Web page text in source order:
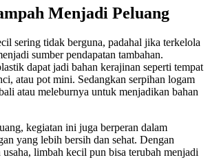
Menjadi Peluang
sering tidak berguna, padahal jika terkelola
sumber pendapatan tambahan.
dapat jadi bahan kerajinan seperti tempat
atau pot mini. Sedangkan serpihan logam
atau meleburnya untuk menjadikan bahan
kegiatan ini juga berperan dalam
yang lebih bersih dan sehat. Dengan
limbah kecil pun bisa terubah menjadi